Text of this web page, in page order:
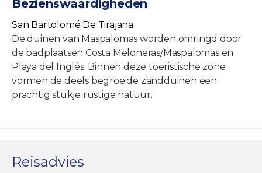
Bezienswaardigheden
San Bartolomé De Tirajana
De duinen van Maspalomas worden omringd door
de badplaatsen Costa Meloneras/Maspalomas en
Playa del Inglés. Binnen deze toeristische zone
vormen de deels begroeide zandduinen een
prachtig stukje rustige natuur.
Reisadvies